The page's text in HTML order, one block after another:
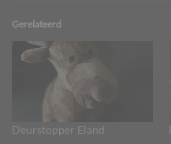
Gerelateerd
Deurstopper Eland